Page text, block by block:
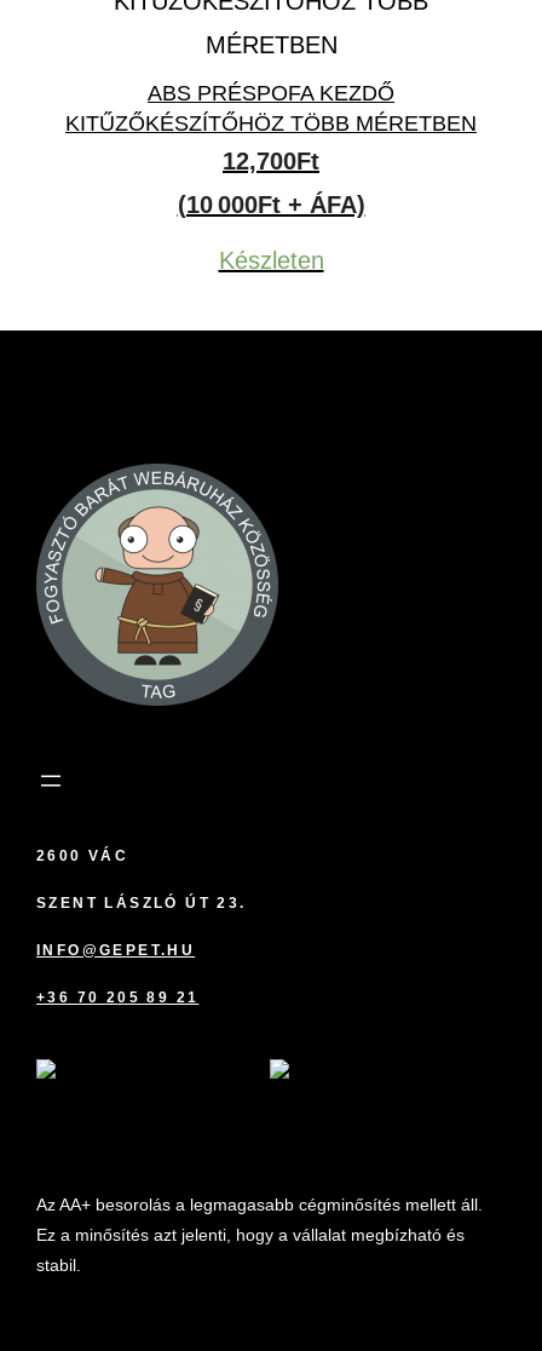
ABS PRÉSPOFA KEZDŐ
KITŰZŐKÉSZÍTŐHÖZ TÖBB MÉRETBEN
12,700Ft
(10 000Ft + ÁFA)
Készleten
2600 VÁC
SZENT LÁSZLÓ ÚT 23.
INFO@GEPET.HU
+36 70 205 89 21
Az AA+ besorolás a legmagasabb cégminősítés mellett áll.
Ez a minősítés azt jelenti, hogy a vállalat megbízható és
stabil.